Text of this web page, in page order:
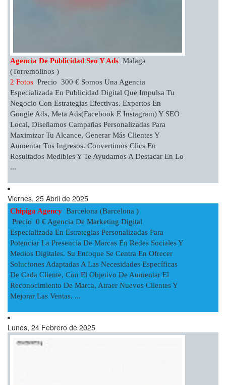
Agencia De Publicidad Seo Y Ads Malaga
(Torremolinos )
2 Fotos Precio 300 € Somos Una Agencia
Especializada En Publicidad Digital Que Impulsa Tu
Negocio Con Estrategias Efectivas. Expertos En
Google Ads, Meta Ads(Facebook E Instagram) Y SEO
Local, Diseñamos Campañas Personalizadas Para
Maximizar Tu Alcance, Generar Más Clientes Y
Aumentar Tus Ingresos. Convertimos Clics En
Resultados Medibles Y Te Ayudamos A Destacar En Lo
...
Viernes, 25 Abril de 2025
Chipiga Agency Barcelona (Barcelona )
Precio 0 € Agencia De Marketing Digital
Especializada En Estrategias Personalizadas Para
Potenciar La Presencia De Marcas En Redes Sociales Y
Medios Digitales. Su Enfoque Se Centra En Ofrecer
Soluciones Adaptadas A Las Necesidades Específicas
De Cada Cliente, Con El Objetivo De Aumentar El
Reconocimiento De Marca, Atraer Nuevos Clientes Y
Mejorar Las Ventas. ...
Lunes, 24 Febrero de 2025